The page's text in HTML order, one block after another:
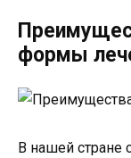
формы
В нашей стране